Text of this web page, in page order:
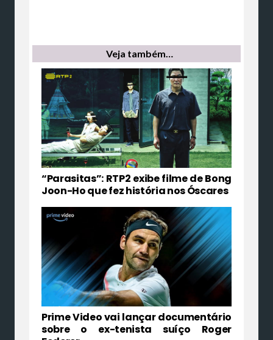
Veja também…
“Parasitas”: RTP2 exibe filme de Bong
Joon-Ho que fez história nos Óscares
Prime Video vai lançar documentário
sobre o ex-tenista suíço Roger